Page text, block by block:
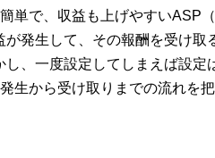
単で、収益も上げやすいASP
が発生して、その報酬を受け取
し、一度設定してしまえば設
生から受け取りまでの流れを